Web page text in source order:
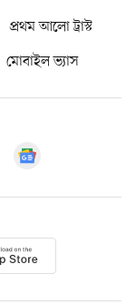
প্রথম আলো ট্রাস্ট
মোবাইল ভ্যাস